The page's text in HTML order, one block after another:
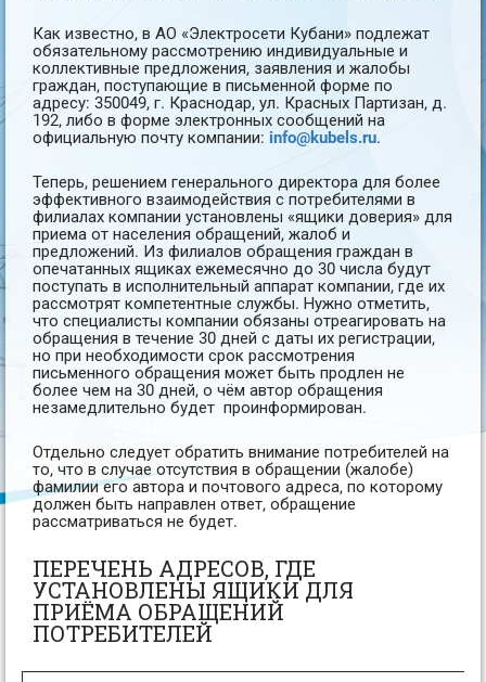
Как известно, в АО «Электросети Кубани» подлежат
обязательному рассмотрению индивидуальные и
коллективные предложения, заявления и жалобы
граждан, поступающие в письменной форме по
адресу: 350049, г. Краснодар, ул. Красных Партизан, д.
192, либо в форме электронных сообщений на
официальную почту компании: info@kubels.ru.
Теперь, решением генерального директора для более
эффективного взаимодействия с потребителями в
филиалах компании установлены «ящики доверия» для
приема от населения обращений, жалоб и
предложений. Из филиалов обращения граждан в
опечатанных ящиках ежемесячно до 30 числа будут
поступать в исполнительный аппарат компании, где их
рассмотрят компетентные службы. Нужно отметить,
что специалисты компании обязаны отреагировать на
обращения в течение 30 дней с даты их регистрации,
но при необходимости срок рассмотрения
письменного обращения может быть продлен не
более чем на 30 дней, о чём автор обращения
незамедлительно будет проинформирован.
Отдельно следует обратить внимание потребителей на
то, что в случае отсутствия в обращении (жалобе)
фамилии его автора и почтового адреса, по которому
должен быть направлен ответ, обращение
рассматриваться не будет.
ПЕРЕЧЕНЬ АДРЕСОВ, ГДЕ
УСТАНОВЛЕНЫ ЯЩИКИ ДЛЯ
ПРИЁМА ОБРАЩЕНИЙ
ПОТРЕБИТЕЛЕЙ